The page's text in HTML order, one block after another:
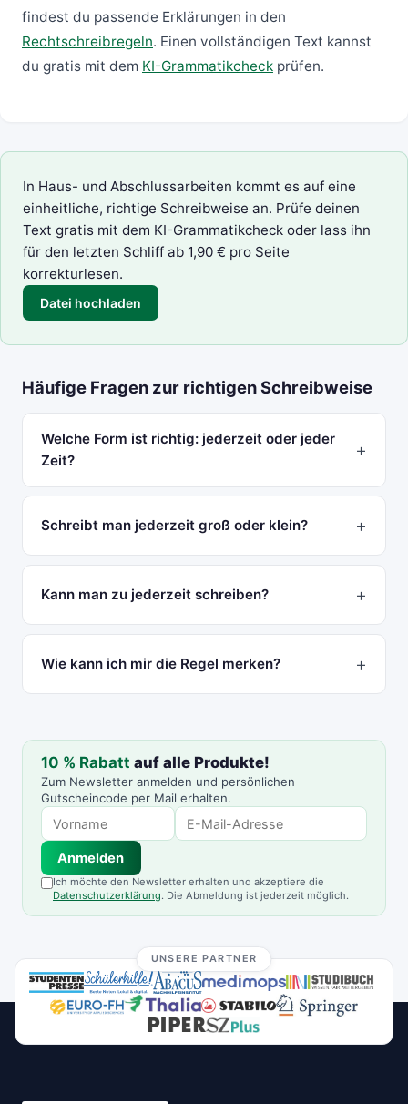
findest du passende Erklärungen in den
Rechtschreibregeln. Einen vollständigen Text kannst
du gratis mit dem KI-Grammatikcheck prüfen.
In Haus- und Abschlussarbeiten kommt es auf eine
einheitliche, richtige Schreibweise an. Prüfe deinen
Text gratis mit dem KI-Grammatikcheck oder lass ihn
für den letzten Schliff ab 1,90 € pro Seite
korrekturlesen.
Datei hochladen
Häufige Fragen zur richtigen Schreibweise
Welche Form ist richtig: jederzeit oder jeder
Zeit?
Schreibt man jederzeit groß oder klein?
Kann man zu jederzeit schreiben?
Wie kann ich mir die Regel merken?
10 % Rabatt auf alle Produkte!
Zum Newsletter anmelden und persönlichen
Gutscheincode per Mail erhalten.
Anmelden
Ich möchte den Newsletter erhalten und akzeptiere die
Datenschutzerklärung. Die Abmeldung ist jederzeit möglich.
UNSERE PARTNER